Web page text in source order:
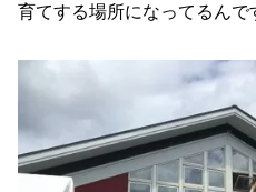
育てする場所になってるんで